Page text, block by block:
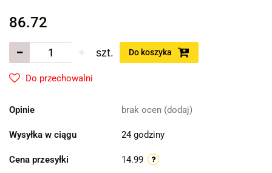
86.72
szt. Do koszyka
Do przechowalni
Opinie brak ocen (dodaj)
Wysyłka w ciągu 24 godziny
Cena przesyłki 14.99